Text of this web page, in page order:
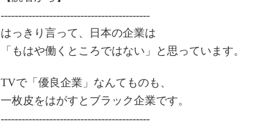
-------------------------------------------
はっきり言って、日本の企業は
「もはや働くところではない」と思っています。
TVで「優良企業」なんてものも、
一枚皮をはがすとブラック企業です。
-------------------------------------------